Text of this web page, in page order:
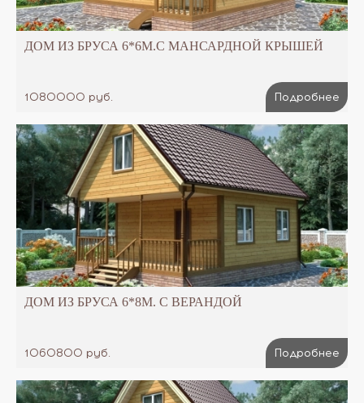
ДОМ ИЗ БРУСА 6*6М.С МАНСАРДНОЙ КРЫШЕЙ
1080000 руб. Подробнее
ДОМ ИЗ БРУСА 6*8М. С ВЕРАНДОЙ
1060800 руб. Подробнее